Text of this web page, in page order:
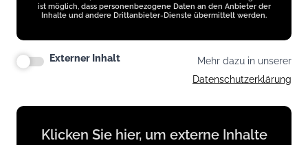
ist möglich, dass personenbezogene Daten an den Anbieter der
Inhalte und andere Drittanbieter-Dienste übermittelt werden.
Externer Inhalt
Mehr dazu in unserer
Datenschutzerklärung
Display
contentKlicken Sie hier, um externe Inhalte